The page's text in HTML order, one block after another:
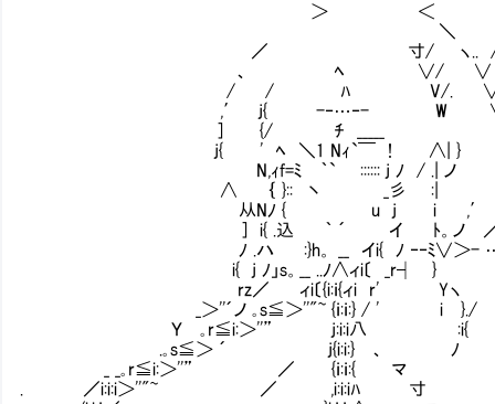
＞ ＜
＼
／ 寸/ ヽ..
、 ﾍ ∨/ ∨
/ / ﾊ V/. ∨
,′ j{ -‐…‐- W
] {/ ﾁ _____ '
j{ ' ﾍ ＼1 Nｨ`￣ ! ∧| } '， よしっ、も
N,ｨf=ﾐ ｀` :::::: j ﾉ / .| ノ '
∧ ｛ }:: 丶 _彡 :|
从Nﾉ { u j i ,′ /
] i{ .込 ｀ ´ イ ﾄ。ノ ／ / :}! 【
ﾉ .ハ :}h。 __ イi{ ﾉ ‐‐ﾐ∨＞- …
i{ j ﾉ」s。__ ..ﾉ∧ィi〔 _r┤
rz／ ィi〔{i:ｉ{ィi r' Y
_＞''´ノ ｡s≦＞''"~ {ｉ:ｉ:} / ' i
Ｙ ｡r≦i:＞''” j:i:i八
.｡s≦＞ ´ j{i:i:} 、
_ _｡r≦i:＞''” ／ {ｉ:ｉ:{ マ Ⅶ
. ／i:i:i＞''"~ ／ ,i:i:iﾊ 寸